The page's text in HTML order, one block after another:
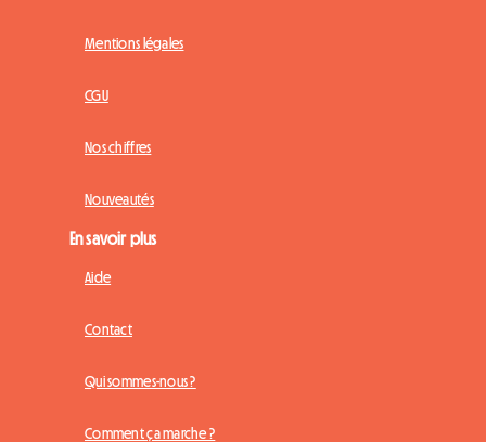
Mentions légales
CGU
Nos chiffres
Nouveautés
En savoir plus
Aide
Contact
Qui sommes-nous ?
Comment ça marche ?